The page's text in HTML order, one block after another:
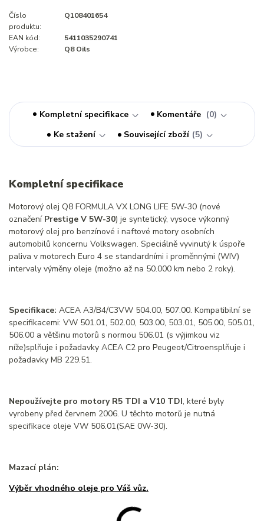
Číslo
produktu:
Q108401654
EAN kód:
5411035290741
Výrobce:
Q8 Oils
Kompletní specifikace Komentáře
0
Ke stažení
Související zboží 5
Kompletní specifikace
Motorový olej Q8 FORMULA VX LONG LIFE 5W-30 (nové
označení Prestige V 5W-30) je syntetický, vysoce výkonný
motorový olej pro benzínové i naftové motory osobních
automobilů koncernu Volkswagen. Speciálně vyvinutý k úspoře
paliva v motorech Euro 4 se standardními i proměnnými (WIV)
intervaly výměny oleje (možno až na 50.000 km nebo 2 roky).
Specifikace: ACEA A3/B4/C3VW 504.00, 507.00. Kompatibilní se
specifikacemi: VW 501.01, 502.00, 503.00, 503.01, 505.00, 505.01,
506.00 a většinu motorů s normou 506.01 (s výjimkou viz
níže)splňuje i požadavky ACEA C2 pro Peugeot/Citroensplňuje i
požadavky MB 229.51.
Nepoužívejte pro motory R5 TDI a V10 TDI, které byly
vyrobeny před červnem 2006. U těchto motorů je nutná
specifikace oleje VW 506.01(SAE 0W-30).
Mazací plán:
Výběr vhodného oleje pro Váš vůz.